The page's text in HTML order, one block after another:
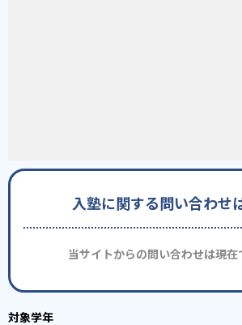
入塾に関する問い合わせ
当サイトからの問い合わせは現在